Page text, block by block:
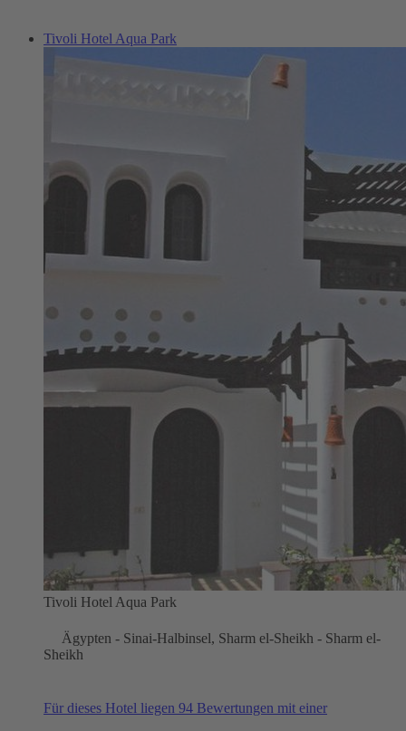
Tivoli Hotel Aqua Park
Tivoli Hotel Aqua Park
Ägypten - Sinai-Halbinsel, Sharm el-Sheikh - Sharm el-
Sheikh
Für dieses Hotel liegen 94 Bewertungen mit einer